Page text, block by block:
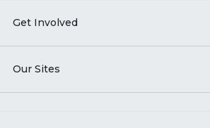
Get Involved
Our Sites